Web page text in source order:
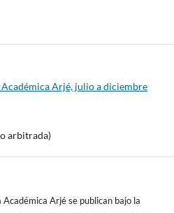
Arjé, julio a diciembre
arbitrada)
Arjé se publican bajo la